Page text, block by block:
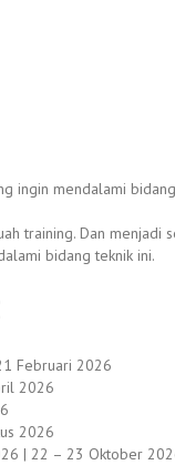
ingin mendalami
training. Dan menjadi
bidang teknik ini.
Februari 2026
2026
2026
| 22 – 23 Oktober